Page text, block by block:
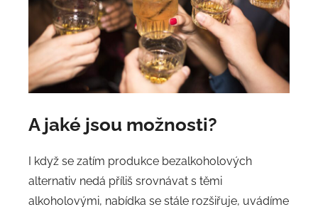
A jaké jsou možnosti?
I když se zatím produkce bezalkoholových
alternativ nedá příliš srovnávat s těmi
alkoholovými, nabídka se stále rozšiřuje, uvádíme